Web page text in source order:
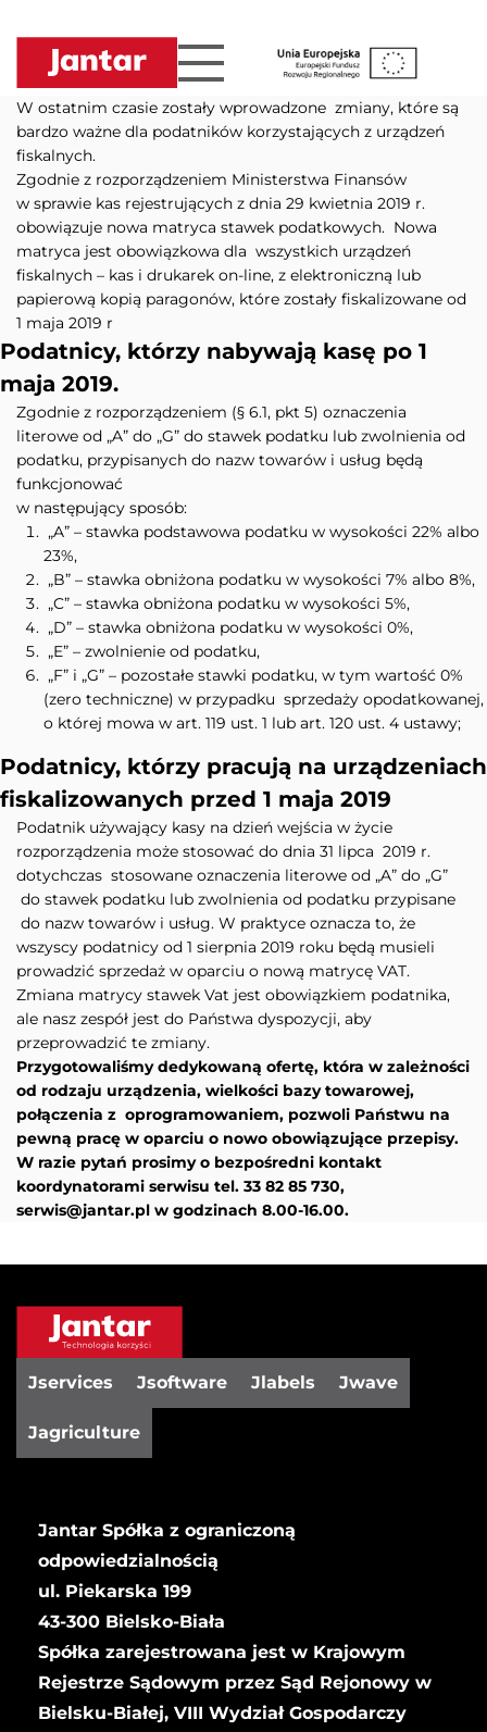
do
W ostatnim czasie zostały wprowadzone zmiany, które są
bardzo ważne dla podatników korzystających z urządzeń
fiskalnych.
Zgodnie z rozporządzeniem Ministerstwa Finansów
w sprawie kas rejestrujących z dnia 29 kwietnia 2019 r.
obowiązuje nowa matryca stawek podatkowych. Nowa
matryca jest obowiązkowa dla wszystkich urządzeń
fiskalnych – kas i drukarek on-line, z elektroniczną lub
papierową kopią paragonów, które zostały fiskalizowane od
1 maja 2019 r
Podatnicy, którzy nabywają kasę po 1
maja 2019.
Zgodnie z rozporządzeniem (§ 6.1, pkt 5) oznaczenia
literowe od „A” do „G” do stawek podatku lub zwolnienia od
podatku, przypisanych do nazw towarów i usług będą
funkcjonować
w następujący sposób:
„A” – stawka podstawowa podatku w wysokości 22% albo
23%,
„B” – stawka obniżona podatku w wysokości 7% albo 8%,
„C” – stawka obniżona podatku w wysokości 5%,
„D” – stawka obniżona podatku w wysokości 0%,
„E” – zwolnienie od podatku,
„F” i „G” – pozostałe stawki podatku, w tym wartość 0%
(zero techniczne) w przypadku sprzedaży opodatkowanej,
o której mowa w art. 119 ust. 1 lub art. 120 ust. 4 ustawy;
Podatnicy, którzy pracują na urządzeniach
fiskalizowanych przed 1 maja 2019
Podatnik używający kasy na dzień wejścia w życie
rozporządzenia może stosować do dnia 31 lipca 2019 r.
dotychczas stosowane oznaczenia literowe od „A” do „G”
do stawek podatku lub zwolnienia od podatku przypisane
do nazw towarów i usług. W praktyce oznacza to, że
wszyscy podatnicy od 1 sierpnia 2019 roku będą musieli
prowadzić sprzedaż w oparciu o nową matrycę VAT.
Zmiana matrycy stawek Vat jest obowiązkiem podatnika,
ale nasz zespół jest do Państwa dyspozycji, aby
przeprowadzić te zmiany.
Przygotowaliśmy dedykowaną ofertę, która w zależności
od rodzaju urządzenia, wielkości bazy towarowej,
połączenia z oprogramowaniem, pozwoli Państwu na
pewną pracę w oparciu o nowo obowiązujące przepisy.
W razie pytań prosimy o bezpośredni kontakt
koordynatorami serwisu tel. 33 82 85 730,
serwis@jantar.pl w godzinach 8.00-16.00.
Jservices Jsoftware Jlabels Jwave
Jagriculture
Jantar Spółka z ograniczoną
odpowiedzialnością
ul. Piekarska 199
43-300 Bielsko-Biała
Spółka zarejestrowana jest w Krajowym
Rejestrze Sądowym przez Sąd Rejonowy w
Bielsku-Białej, VIII Wydział Gospodarczy